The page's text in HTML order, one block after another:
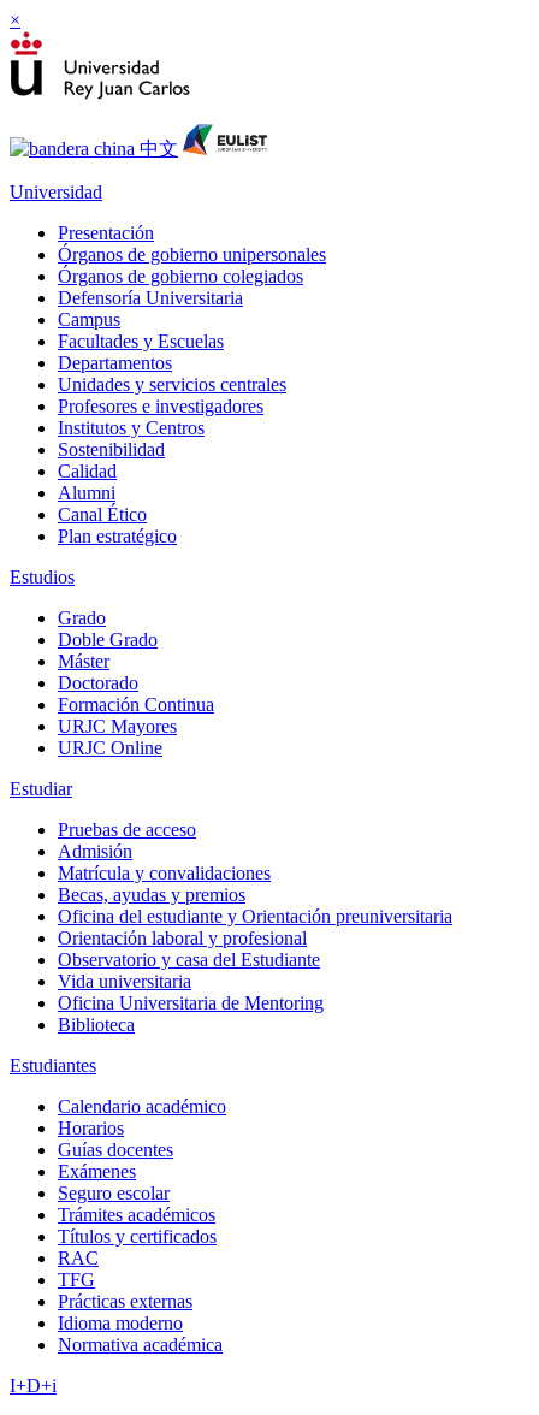
×
Universidad
Presentación
Órganos de gobierno unipersonales
Órganos de gobierno colegiados
Defensoría Universitaria
Campus
Facultades y Escuelas
Departamentos
Unidades y servicios centrales
Profesores e investigadores
Institutos y Centros
Sostenibilidad
Calidad
Alumni
Canal Ético
Plan estratégico
Estudios
Grado
Doble Grado
Máster
Doctorado
Formación Continua
URJC Mayores
URJC Online
Estudiar
Pruebas de acceso
Admisión
Matrícula y convalidaciones
Becas, ayudas y premios
Oficina del estudiante y Orientación preuniversitaria
Orientación laboral y profesional
Observatorio y casa del Estudiante
Vida universitaria
Oficina Universitaria de Mentoring
Biblioteca
Estudiantes
Calendario académico
Horarios
Guías docentes
Exámenes
Seguro escolar
Trámites académicos
Títulos y certificados
RAC
TFG
Prácticas externas
Idioma moderno
Normativa académica
I+D+i